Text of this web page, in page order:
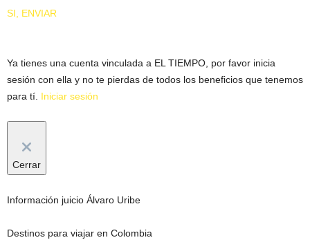
SI, ENVIAR
Ya tienes una cuenta vinculada a EL TIEMPO, por favor inicia
sesión con ella y no te pierdas de todos los beneficios que tenemos
para tí. Iniciar sesión
Cerrar
Información juicio Álvaro Uribe
Destinos para viajar en Colombia